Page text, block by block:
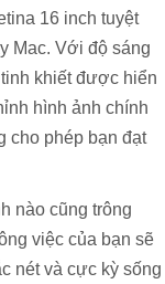
16 inch tuyệt
Mac. Với độ sáng
khiết được hiển
hình ảnh chính
cho phép bạn đạt
nào cũng trông
việc của bạn sẽ
nét và cực kỳ sống